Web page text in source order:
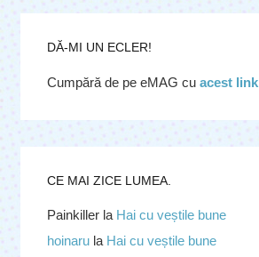
DĂ-MI UN ECLER!
Cumpără de pe eMAG cu acest link
CE MAI ZICE LUMEA.
Painkillerla Hai cu veștile bune
hoinarula Hai cu veștile bune